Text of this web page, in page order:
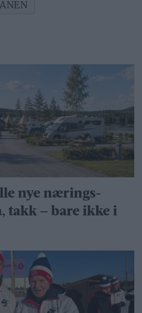
nye nærings­
takk – bare ikke i